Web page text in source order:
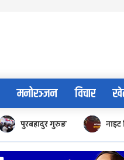
मनोरञ्जन विचार
पुरबहादुर गुरुङ